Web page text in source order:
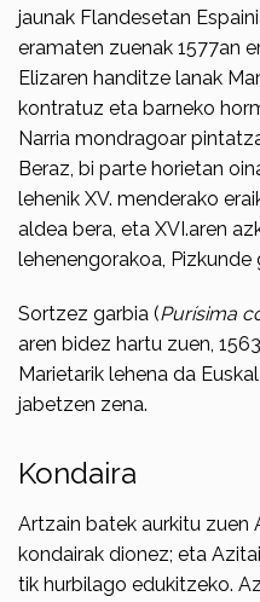
jaunak Flandesetan
eramaten zuenak 1577an
Elizaren handitze lanak
kontratuz eta barneko
Narria mondra­goar
Beraz, bi parte horietan
lehenik XV. mendera­ko
aldea bera, eta XVI.aren
lehenengora­koa, Pizkunde
Sortzez garbia (Purísima
aren bidez hartu zuen,
Marietarik lehena da
jabetzen zena.
Kondaira
Artzain batek aurkitu zuen
kondairak dionez; eta
tik hurbilago edukitzeko.